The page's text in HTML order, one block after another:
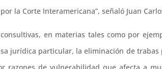
la Corte Interamericana”, señaló Juan
en materias tales como por
jurídica particular, la eliminación de trabas